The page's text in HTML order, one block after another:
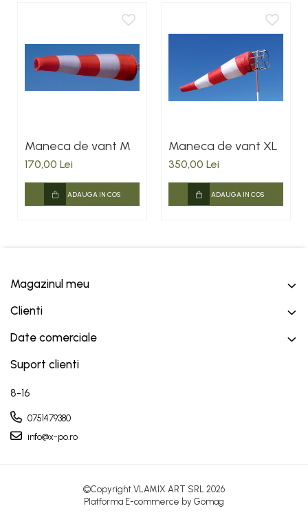
Maneca de vant M
170,00 Lei
ADAUGA IN COS
Maneca de vant XL
350,00 Lei
ADAUGA IN COS
Magazinul meu
Clienti
Date comerciale
Suport clienti
8-16
0751479380
info@x-po.ro
©Copyright VLAMIX ART SRL 2026
Platforma E-commerce by Gomag